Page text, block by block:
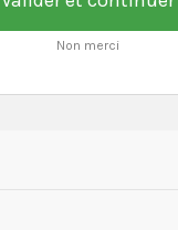
Non merci